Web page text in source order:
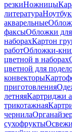
резкиНожницы
литература
акварельные
факсыОбложки для
наборахКартон
работОбложки-
цветной в наборах
цветной для
конвекторы
приготовления
летняяКартриджи
трикотажная
чернила
сухофрукты